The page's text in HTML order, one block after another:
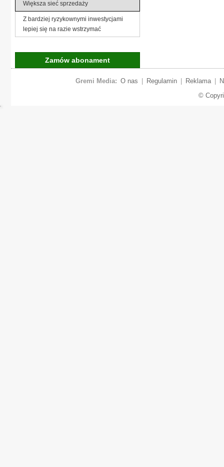
Większa sieć sprzedaży
Z bardziej ryzykownymi inwestycjami
lepiej się na razie wstrzymać
Zamów abonament
Gremi Media: O nas Regulamin Reklama
©